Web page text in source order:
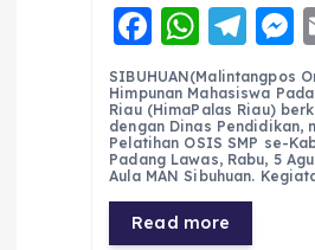
F
a
c
e
b
o
W
h
a
ts
A
p
T
el
e
g
r
a
e
e
SIBUHUAN(Malintangpos
Himpunan Mahasiswa
Riau (HimaPalas Riau)
dengan Dinas Pendidikan,
Pelatihan OSIS SMP se-
Padang Lawas, Rabu, 5
Aula MAN Sibuhuan.
Read more